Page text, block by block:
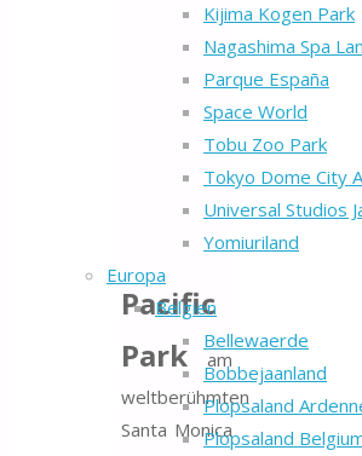
Kijima Kogen Park
Nagashima Spa
Parque España
Space World
Tobu Zoo Park
Tokyo Dome City
Universal Studios
Yomiuriland
Europa
Belgien
Bellewaerde
Bobbejaanland
Plopsaland
Plopsaland
Pacific
Park am
weltberühmten
Santa Monica